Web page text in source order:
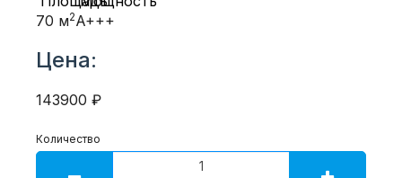
70 м2A+++
Цена:
143900 ₽
Количество